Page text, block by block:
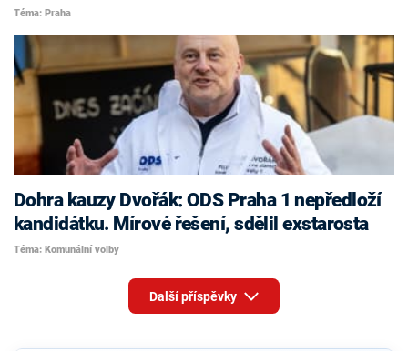
Téma: Praha
Dohra kauzy Dvořák: ODS Praha 1 nepředloží
kandidátku. Mírové řešení, sdělil exstarosta
Téma: Komunální volby
Další příspěvky